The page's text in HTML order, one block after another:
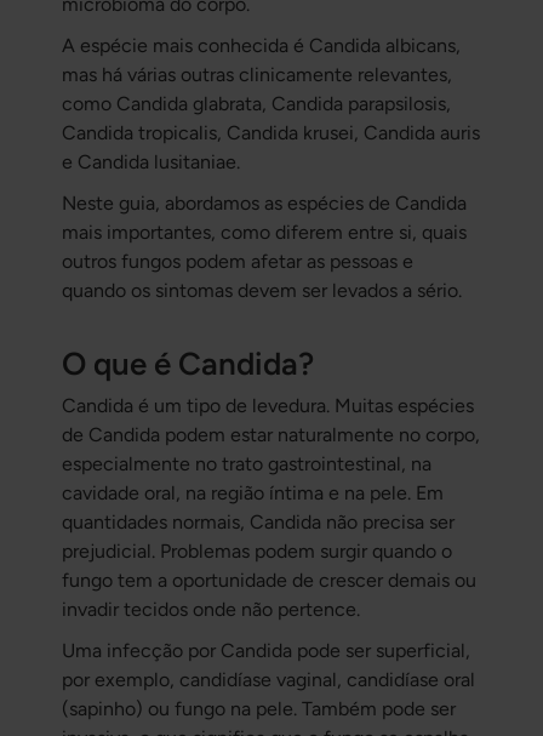
microbioma do corpo.
A espécie mais conhecida é Candida albicans,
mas há várias outras clinicamente relevantes,
como Candida glabrata, Candida parapsilosis,
Candida tropicalis, Candida krusei, Candida auris
e Candida lusitaniae.
Neste guia, abordamos as espécies de Candida
mais importantes, como diferem entre si, quais
outros fungos podem afetar as pessoas e
quando os sintomas devem ser levados a sério.
O que é Candida?
Candida é um tipo de levedura. Muitas espécies
de Candida podem estar naturalmente no corpo,
especialmente no trato gastrointestinal, na
cavidade oral, na região íntima e na pele. Em
quantidades normais, Candida não precisa ser
prejudicial. Problemas podem surgir quando o
fungo tem a oportunidade de crescer demais ou
invadir tecidos onde não pertence.
Uma infecção por Candida pode ser superficial,
por exemplo, candidíase vaginal, candidíase oral
(sapinho) ou fungo na pele. Também pode ser